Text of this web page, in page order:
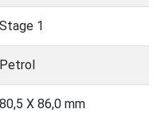
Stage 1
Petrol
80,5 X 86,0 mm